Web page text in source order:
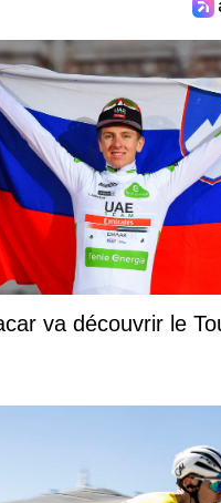
va découvrir le